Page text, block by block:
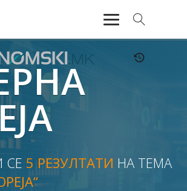
СЕ 5 РЕЗУЛТАТИ НА ТЕМА